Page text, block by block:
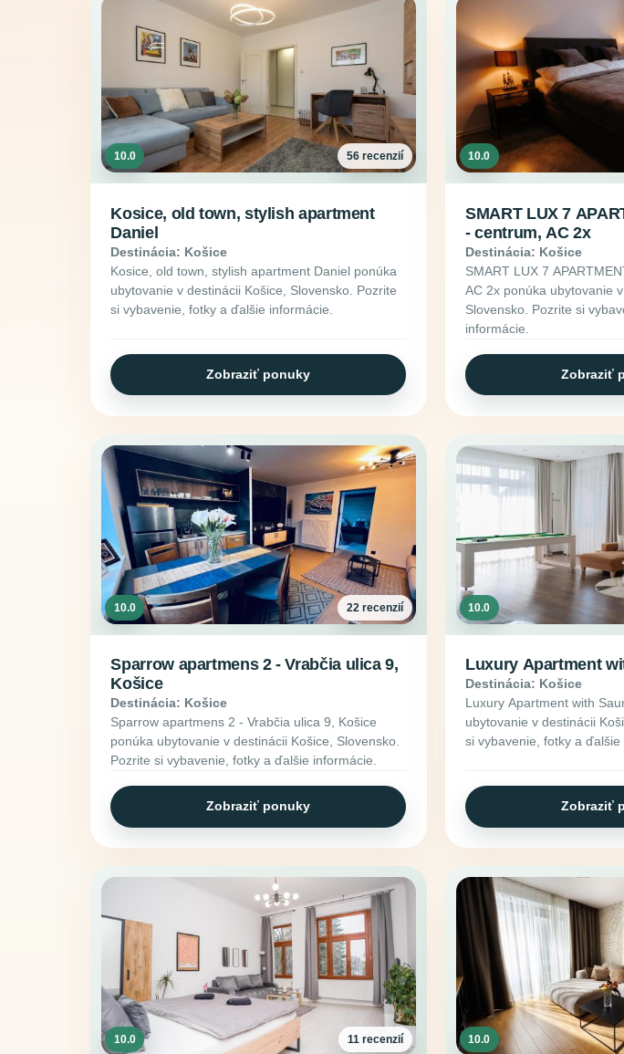
10.0 56 recenzií
Kosice, old town, stylish apartment
Daniel
Destinácia: Košice
Kosice, old town, stylish apartment Daniel ponúka
ubytovanie v destinácii Košice, Slovensko. Pozrite
si vybavenie, fotky a ďalšie informácie.
Zobraziť ponuky
10.0
SMART LUX 7
- centrum, AC 2x
Destinácia: Košice
SMART LUX 7
AC 2x ponúka ubytovanie
Slovensko. Pozrite si
informácie.
Zobraziť
10.0 22 recenzií
Sparrow apartmens 2 - Vrabčia ulica 9,
Košice
Destinácia: Košice
Sparrow apartmens 2 - Vrabčia ulica 9, Košice
ponúka ubytovanie v destinácii Košice, Slovensko.
Pozrite si vybavenie, fotky a ďalšie informácie.
Zobraziť ponuky
10.0
Luxury Apartment
Destinácia: Košice
Luxury Apartment with
ubytovanie v destinácii
si vybavenie, fotky a ďalšie
Zobraziť
10.0 11 recenzií 10.0